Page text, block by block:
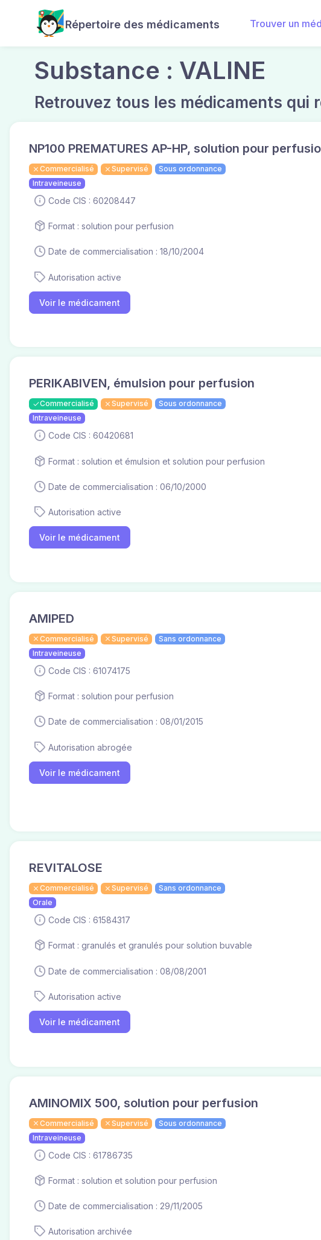
Répertoire des médicaments Trouver un
Substance : VALINE
Retrouvez tous les médicaments
NP100 PREMATURES AP-HP, solution pour
Commercialisé Supervisé
Sous ordonnance
Intraveineuse
Code CIS : 60208447
Format : solution pour perfusion
Date de commercialisation : 18/10/2004
Autorisation active
Voir le médicament
PERIKABIVEN, émulsion pour perfusion
Commercialisé Supervisé
Sous ordonnance
Intraveineuse
Code CIS : 60420681
Format : solution et émulsion et solution pour perfusion
Date de commercialisation : 06/10/2000
Autorisation active
Voir le médicament
AMIPED
Commercialisé Supervisé
Sans ordonnance
Intraveineuse
Code CIS : 61074175
Format : solution pour perfusion
Date de commercialisation : 08/01/2015
Autorisation abrogée
Voir le médicament
REVITALOSE
Commercialisé Supervisé
Sans ordonnance
Orale
Code CIS : 61584317
Format : granulés et granulés pour solution buvable
Date de commercialisation : 08/08/2001
Autorisation active
Voir le médicament
AMINOMIX 500, solution pour perfusion
Commercialisé Supervisé
Sous ordonnance
Intraveineuse
Code CIS : 61786735
Format : solution et solution pour perfusion
Date de commercialisation : 29/11/2005
Autorisation archivée